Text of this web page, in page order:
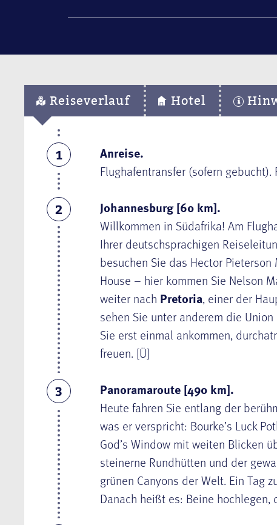
Reiseverlauf Hotel
1
Anreise.
Flughafentransfer (sofern gebucht).
2 Johannesburg [60 km].
Willkommen in Südafrika! Am
Ihrer deutschsprachigen
besuchen Sie das Hector
House – hier kommen Sie Nelson
weiter nach Pretoria, einer der
sehen Sie unter anderem die
Sie erst einmal ankommen,
freuen. [Ü]
3
Panoramaroute [490 km].
Heute fahren Sie entlang der
was er verspricht: Bourke’s Luck
God’s Window mit weiten Blicken
steinerne Rundhütten und der
grünen Canyons der Welt. Ein Tag
Danach heißt es: Beine